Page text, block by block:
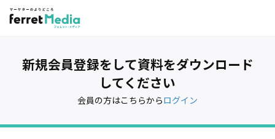
新規会員登録をして資料をダウンロード
してください
会員の方はこちらからログイン